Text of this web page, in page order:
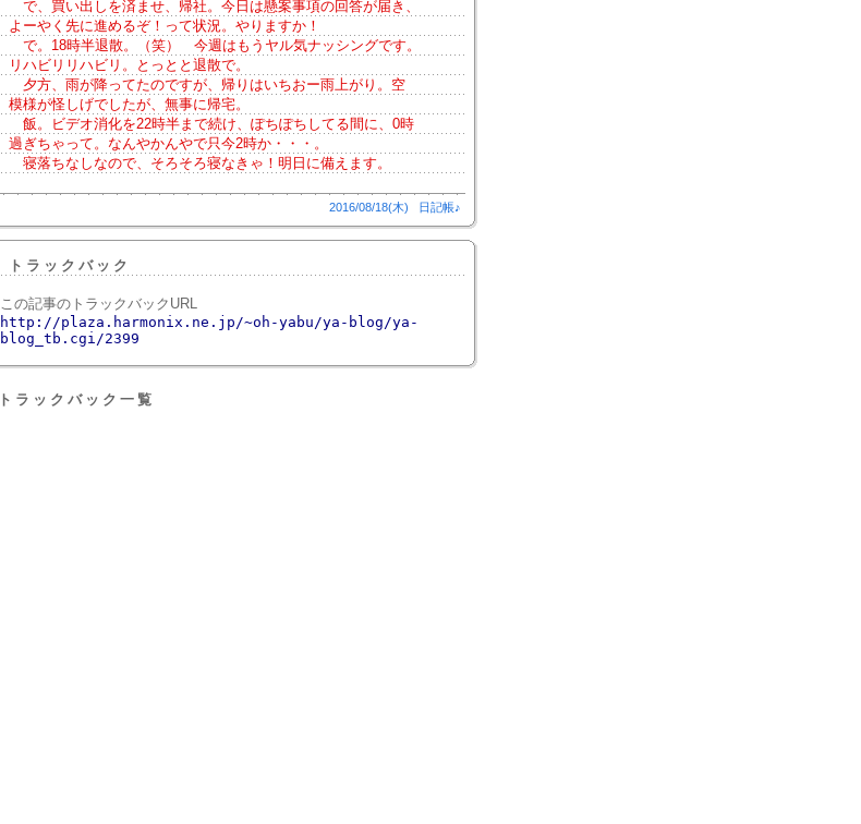
で、買い出しを済ませ、帰社。今日は懸案事項の回答が届き、
よーやく先に進めるぞ！って状況。やりますか！
で。18時半退散。（笑） 今週はもうヤル気ナッシングです。
リハビリリハビリ。とっとと退散で。
夕方、雨が降ってたのですが、帰りはいちおー雨上がり。空
模様が怪しげでしたが、無事に帰宅。
飯。ビデオ消化を22時半まで続け、ぽちぽちしてる間に、0時
過ぎちゃって。なんやかんやで只今2時か・・・。
寝落ちなしなので、そろそろ寝なきゃ！明日に備えます。
2016/08/18(木) 日記帳♪
トラックバック
この記事のトラックバックURL
http://plaza.harmonix.ne.jp/~oh-yabu/ya-blog/ya-
blog_tb.cgi/2399
トラックバック一覧